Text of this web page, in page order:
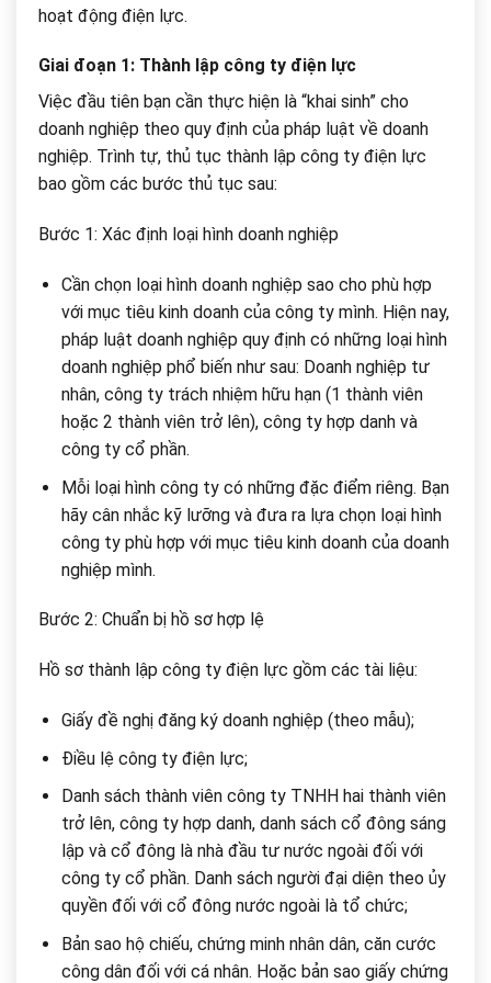
hoạt động điện lực.
Giai đoạn 1: Thành lập công ty điện lực
Việc đầu tiên bạn cần thực hiện là “khai sinh” cho
doanh nghiệp theo quy định của pháp luật về doanh
nghiệp. Trình tự, thủ tục thành lập công ty điện lực
bao gồm các bước thủ tục sau:
Bước 1: Xác định loại hình doanh nghiệp
Cần chọn loại hình doanh nghiệp sao cho phù hợp
với mục tiêu kinh doanh của công ty mình. Hiện nay,
pháp luật doanh nghiệp quy định có những loại hình
doanh nghiệp phổ biến như sau: Doanh nghiệp tư
nhân, công ty trách nhiệm hữu hạn (1 thành viên
hoặc 2 thành viên trở lên), công ty hợp danh và
công ty cổ phần.
Mỗi loại hình công ty có những đặc điểm riêng. Bạn
hãy cân nhắc kỹ lưỡng và đưa ra lựa chọn loại hình
công ty phù hợp với mục tiêu kinh doanh của doanh
nghiệp mình.
Bước 2: Chuẩn bị hồ sơ hợp lệ
Hồ sơ thành lập công ty điện lực gồm các tài liệu:
Giấy đề nghị đăng ký doanh nghiệp (theo mẫu);
Điều lệ công ty điện lực;
Danh sách thành viên công ty TNHH hai thành viên
trở lên, công ty hợp danh, danh sách cổ đông sáng
lập và cổ đông là nhà đầu tư nước ngoài đối với
công ty cổ phần. Danh sách người đại diện theo ủy
quyền đối với cổ đông nước ngoài là tổ chức;
Bản sao hộ chiếu, chứng minh nhân dân, căn cước
công dân đối với cá nhân. Hoặc bản sao giấy chứng